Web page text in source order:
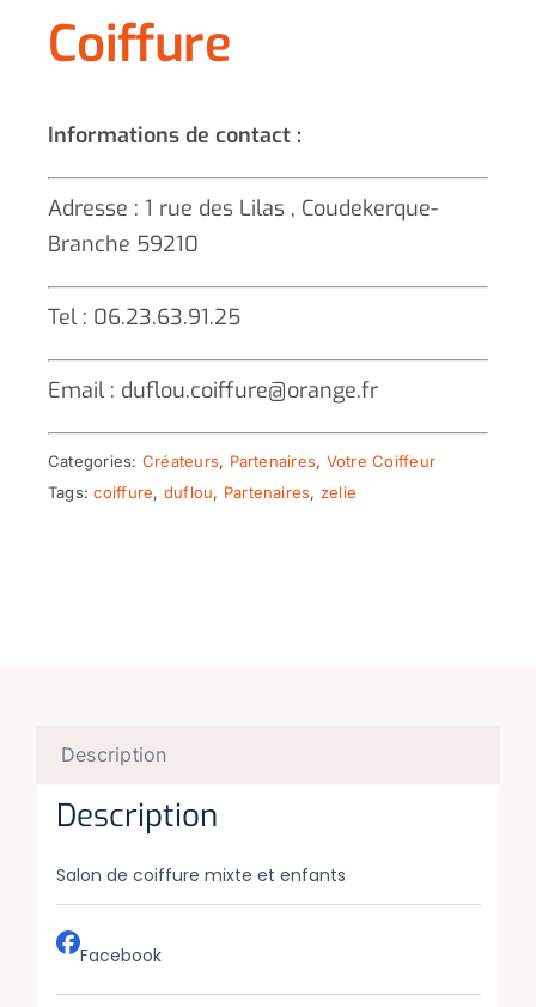
Coiffure
Informations de contact :
Adresse : 1 rue des Lilas , Coudekerque-
Branche 59210
Tel : 06.23.63.91.25
Email : duflou.coiffure@orange.fr
Categories: Créateurs, Partenaires, Votre Coiffeur
Tags:coiffure, duflou, Partenaires, zelie
Description
Description
Salon de coiffure mixte et enfants
Facebook